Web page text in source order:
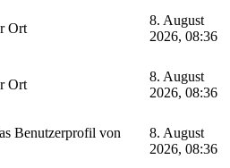
Ort
8. August
2026, 08:36
Ort
8. August
2026, 08:36
Benutzerprofil von
8. August
2026, 08:36